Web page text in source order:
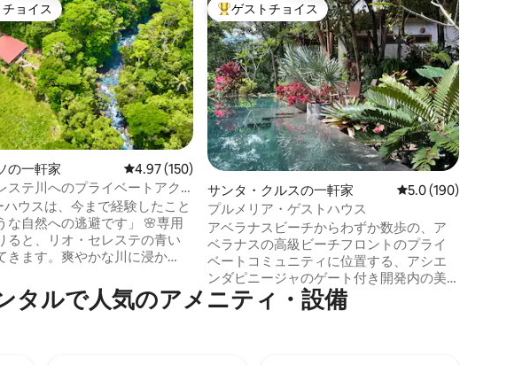
4.97つ星の平均評価
ストチョイスです。
ョイス
の一軒家 レビュー150件、5つ星中4.97つ星の平均評価
4.97 (150)
ステ川へのプライベートアク
ン•焚き火台
ハウスは、今まで経験したこと
自然への逃避です」 🌸専用
ると、リオ・セレステの青い
きます。爽やかな川に浸か
を見ることができます。 💙リ
テへの専用アクセス ❄️ 全室エ
大好評のゲストチョイスです。
ゲストチョイス
サンタ・クルスの一軒家 レビュー190件、5つ
5.0 (190)
プルメリア・ゲストハウス
アベラナスビーチからわずか数歩の、ア
ベラナスの高級ビーチフロントのプライ
ベートコミュニティに位置する、アシエ
ンダピニージャのゲート付き開発内の美
しい3ベッドルームのゲストハウスです。
静かで落ち着いており、タマリンドビー
タ⁠ル⁠で人⁠気⁠のア⁠メ⁠ニ⁠テ⁠ィ⁠・⁠設⁠備